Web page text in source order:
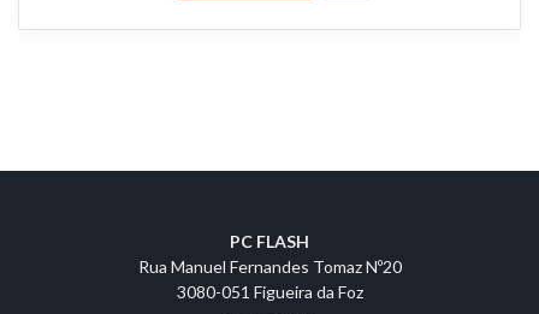
PC FLASH
Rua Manuel Fernandes Tomaz Nº20
3080-051 Figueira da Foz